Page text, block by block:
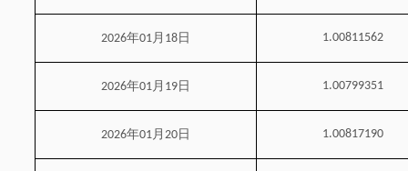
2026年01月 18 日 1.00811562
2026年01月 19 日 1.00799351
2026年01月 20 日 1.00817190